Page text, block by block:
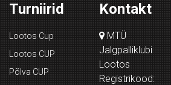
Turniirid
Lootos Cup
Lootos CUP
Põlva CUP
Kontakt
MTÜ
Jalgpalliklubi
Lootos
Registrikood: